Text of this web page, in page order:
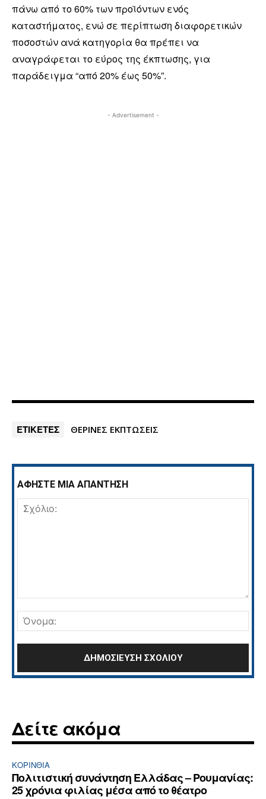
πάνω από το 60% των προϊόντων ενός
καταστήματος, ενώ σε περίπτωση διαφορετικών
ποσοστών ανά κατηγορία θα πρέπει να
αναγράφεται το εύρος της έκπτωσης, για
παράδειγμα “από 20% έως 50%”.
- Advertisement -
ΕΤΙΚΕΤΕΣ ΘΕΡΙΝΕΣ ΕΚΠΤΩΣΕΙΣ
ΑΦΗΣΤΕ ΜΙΑ ΑΠΑΝΤΗΣΗ
Δείτε ακόμα
ΚΟΡΙΝΘΊΑ
Πολιτιστική συνάντηση Ελλάδας – Ρουμανίας:
25 χρόνια φιλίας μέσα από το θέατρο